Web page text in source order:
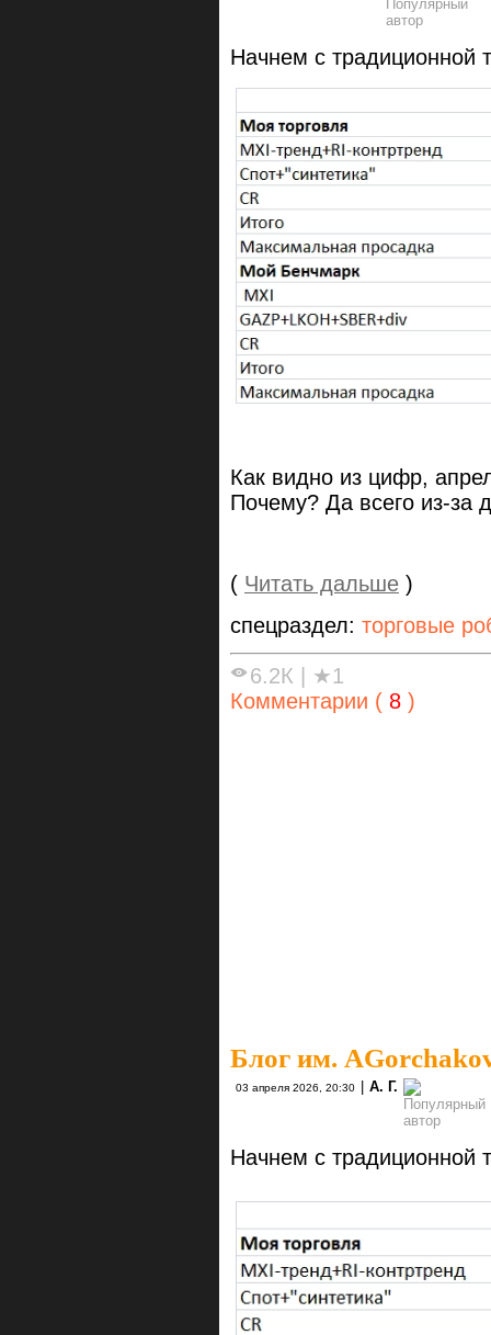
Начнем с традиционной
Как видно из цифр,
Почему? Да всего из-за
( Читать дальше )
спецраздел: торговые
6.2К
★1
Комментарии ( 8 )
Блог им.
03 апреля 2026, 20:30 А. Г.
Начнем с традиционной